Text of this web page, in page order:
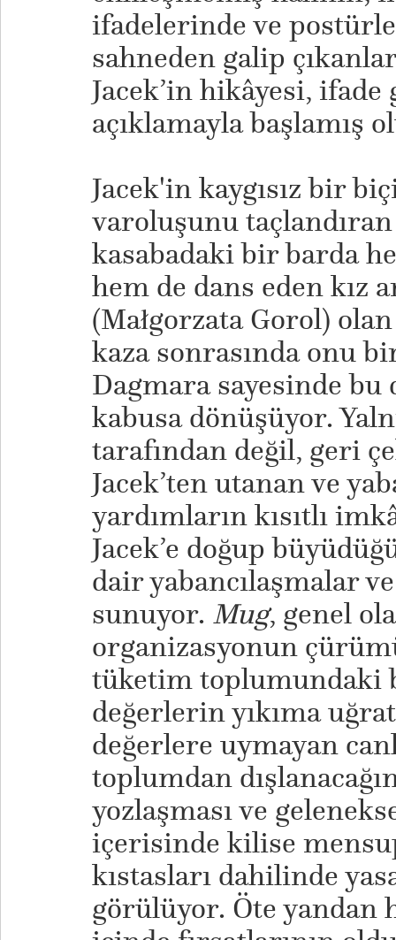
ifadelerinde ve
sahneden galip
Jacek’in hikâyesi,
açıklamayla başlamış
​Jacek'in kaygısız bir
varoluşunu
kasabadaki bir barda
hem de dans eden kız
(Małgorzata Gorol)
kaza sonrasında onu
Dagmara sayesinde
kabusa dönüşüyor.
tarafından değil, geri
Jacek’ten utanan ve
yardımların kısıtlı
Jacek’e doğup
dair yabancılaşmalar
sunuyor. Mug, genel
organizasyonun
tüketim toplumundaki
değerlerin yıkıma
değerlere uymayan
toplumdan
yozlaşması ve
içerisinde kilise
kıstasları dahilinde
görülüyor. Öte yandan